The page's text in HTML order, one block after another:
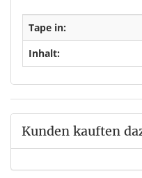
Tape in:
Inhalt:
Kunden kauften